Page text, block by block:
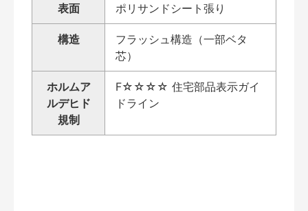
表面 ポリサンドシート張り
構造
フラッシュ構造（一部ベタ
芯）
ホルムア
ルデヒド
規制
F☆☆☆☆ 住宅部品表示ガイ
ドライン